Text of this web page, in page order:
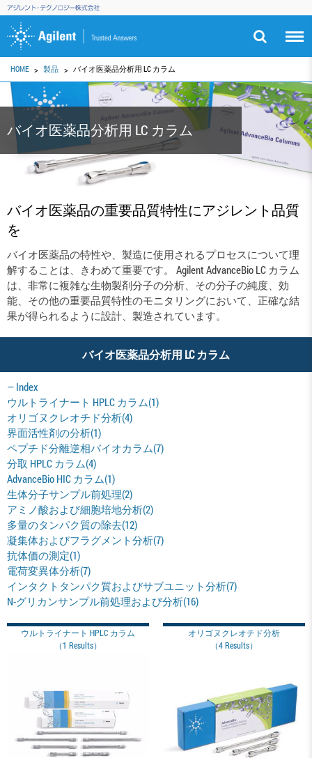
HOME 製品 バイオ医薬品分析用 LC カラム
バイオ医薬品分析用 LC カラム
バイオ医薬品の重要品質特性にアジレント品質
を
バイオ医薬品の特性や、製造に使用されるプロセスについて理
解することは、きわめて重要です。 Agilent AdvanceBio LC カラム
は、非常に複雑な生物製剤分子の分析、その分子の純度、効
能、その他の重要品質特性のモニタリングにおいて、正確な結
果が得られるように設計、製造されています。
バイオ医薬品分析用 LC カラム
― Index
ウルトライナート HPLC カラム(1)
オリゴヌクレオチド分析(4)
界面活性剤の分析(1)
ペプチド分離逆相バイオカラム(7)
分取 HPLC カラム(4)
AdvanceBio HIC カラム(1)
生体分子サンプル前処理(2)
アミノ酸および細胞培地分析(2)
多量のタンパク質の除去(12)
凝集体およびフラグメント分析(7)
抗体価の測定(1)
電荷変異体分析(7)
インタクトタンパク質およびサブユニット分析(7)
N-グリカンサンプル前処理および分析(16)
ウルトライナート HPLC カラム
（1 Results）
オリゴヌクレオチド分析
（4 Results）